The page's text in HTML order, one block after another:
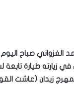
الغزواني صباح
زيارته طيارة تابعة
زيدان (عاشت